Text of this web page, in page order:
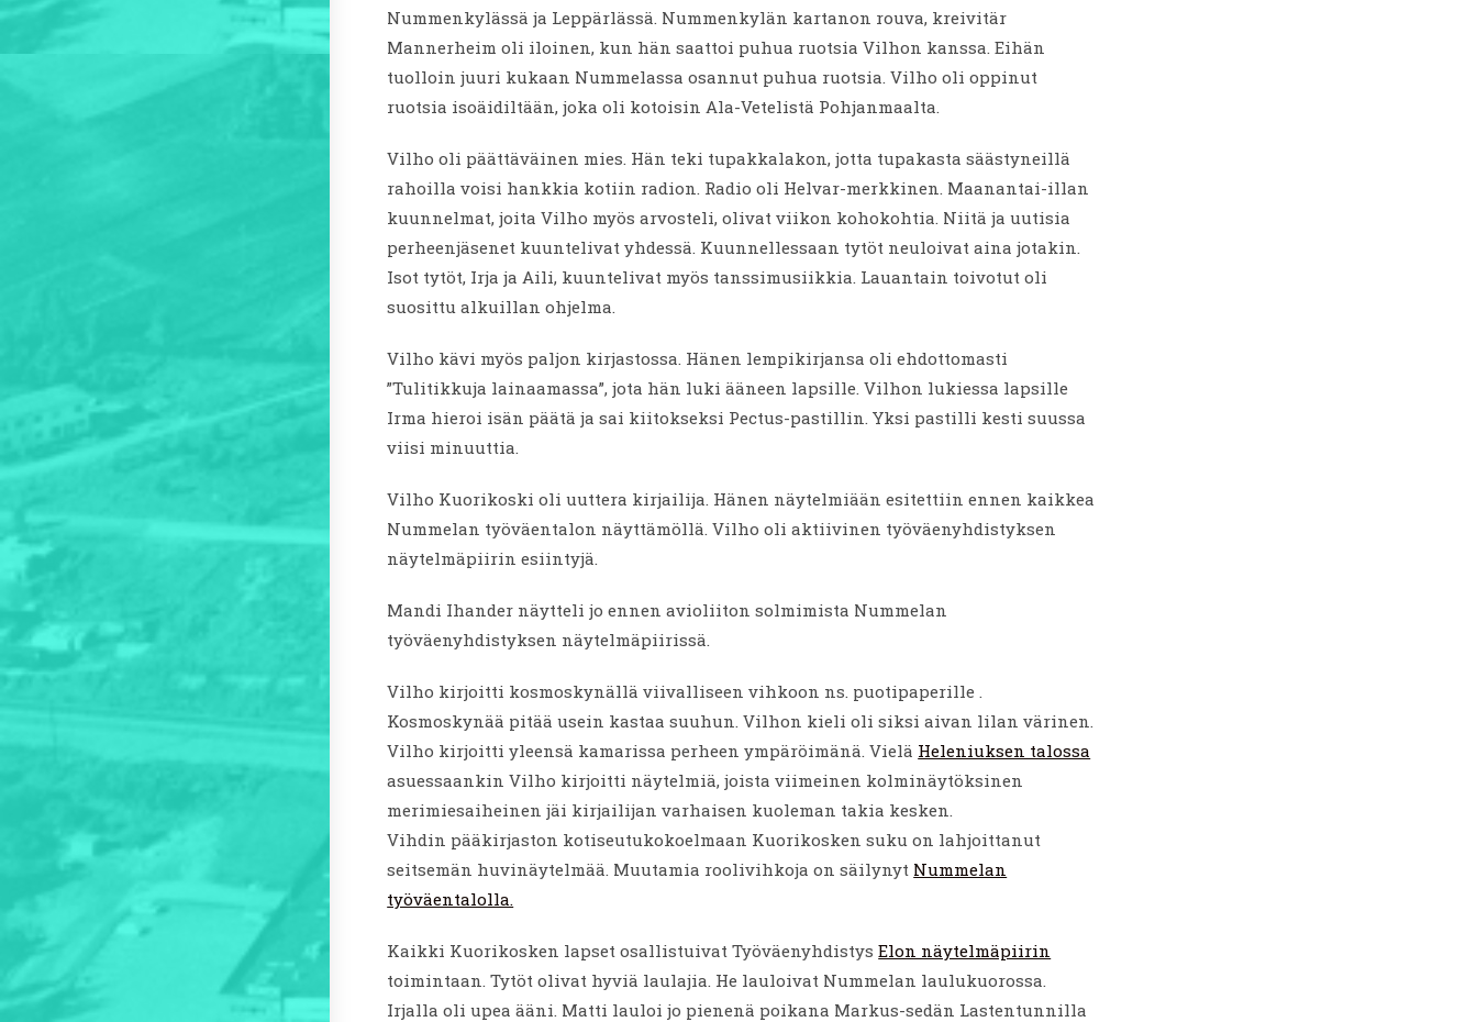
Nummenkylässä ja Leppärlässä. Nummenkylän kartanon rouva, kreivitär
Mannerheim oli iloinen, kun hän saattoi puhua ruotsia Vilhon kanssa. Eihän
tuolloin juuri kukaan Nummelassa osannut puhua ruotsia. Vilho oli oppinut
ruotsia isoäidiltään, joka oli kotoisin Ala-Vetelistä Pohjanmaalta.
Vilho oli päättäväinen mies. Hän teki tupakkalakon, jotta tupakasta säästyneillä
rahoilla voisi hankkia kotiin radion. Radio oli Helvar-merkkinen. Maanantai-illan
kuunnelmat, joita Vilho myös arvosteli, olivat viikon kohokohtia. Niitä ja uutisia
perheenjäsenet kuuntelivat yhdessä. Kuunnellessaan tytöt neuloivat aina jotakin.
Isot tytöt, Irja ja Aili, kuuntelivat myös tanssimusiikkia. Lauantain toivotut oli
suosittu alkuillan ohjelma.
Vilho kävi myös paljon kirjastossa. Hänen lempikirjansa oli ehdottomasti
”Tulitikkuja lainaamassa”, jota hän luki ääneen lapsille. Vilhon lukiessa lapsille
Irma hieroi isän päätä ja sai kiitokseksi Pectus-pastillin. Yksi pastilli kesti suussa
viisi minuuttia.
Vilho Kuorikoski oli uuttera kirjailija. Hänen näytelmiään esitettiin ennen kaikkea
Nummelan työväentalon näyttämöllä. Vilho oli aktiivinen työväenyhdistyksen
näytelmäpiirin esiintyjä.
Mandi Ihander näytteli jo ennen avioliiton solmimista Nummelan
työväenyhdistyksen näytelmäpiirissä.
Vilho kirjoitti kosmoskynällä viivalliseen vihkoon ns. puotipaperille .
Kosmoskynää pitää usein kastaa suuhun. Vilhon kieli oli siksi aivan lilan värinen.
Vilho kirjoitti yleensä kamarissa perheen ympäröimänä. Vielä Heleniuksen talossa
asuessaankin Vilho kirjoitti näytelmiä, joista viimeinen kolminäytöksinen
merimiesaiheinen jäi kirjailijan varhaisen kuoleman takia kesken.
Vihdin pääkirjaston kotiseutukokoelmaan Kuorikosken suku on lahjoittanut
seitsemän huvinäytelmää. Muutamia roolivihkoja on säilynyt Nummelan
työväentalolla.
Kaikki Kuorikosken lapset osallistuivat TyöväenyhdistysElon näytelmäpiirin
toimintaan. Tytöt olivat hyviä laulajia. He lauloivat Nummelan laulukuorossa.
Irjalla oli upea ääni. Matti lauloi jo pienenä poikana Markus-sedän Lastentunnilla